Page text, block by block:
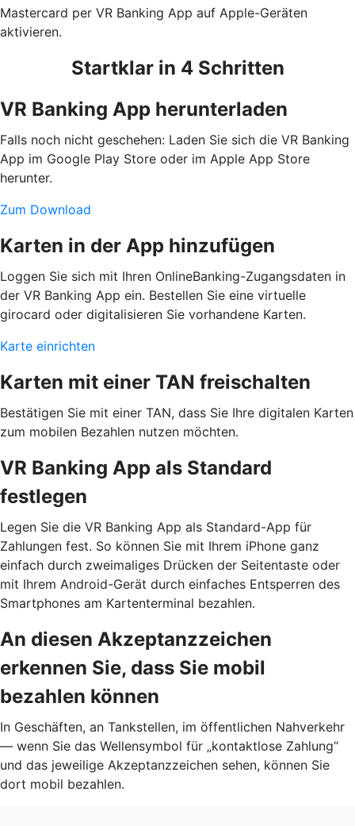
Mastercard per VR Banking App auf Apple-Geräten
aktivieren.
Startklar in 4 Schritten
VR Banking App herunterladen
Falls noch nicht geschehen: Laden Sie sich die VR Banking
App im Google Play Store oder im Apple App Store
herunter.
Zum Download
Karten in der App hinzufügen
Loggen Sie sich mit Ihren OnlineBanking-Zugangsdaten in
der VR Banking App ein. Bestellen Sie eine virtuelle
girocard oder digitalisieren Sie vorhandene Karten.
Karte einrichten
Karten mit einer TAN freischalten
Bestätigen Sie mit einer TAN, dass Sie Ihre digitalen Karten
zum mobilen Bezahlen nutzen möchten.
VR Banking App als Standard
festlegen
Legen Sie die VR Banking App als Standard-App für
Zahlungen fest. So können Sie mit Ihrem iPhone ganz
einfach durch zweimaliges Drücken der Seitentaste oder
mit Ihrem Android-Gerät durch einfaches Entsperren des
Smartphones am Kartenterminal bezahlen.
An diesen Akzeptanzzeichen
erkennen Sie, dass Sie mobil
bezahlen können
In Geschäften, an Tankstellen, im öffentlichen Nahverkehr
— wenn Sie das Wellensymbol für „kontaktlose Zahlung“
und das jeweilige Akzeptanzzeichen sehen, können Sie
dort mobil bezahlen.